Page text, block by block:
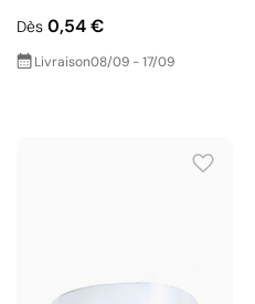
Dès 0,54 €
Livraison08/09 - 17/09